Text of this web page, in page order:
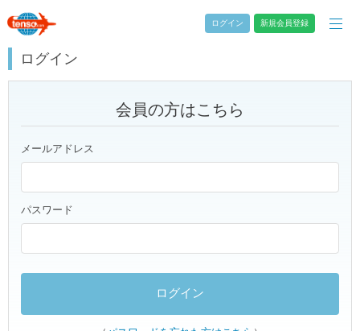
ログイン 新規会員登録
ログイン
会員の方はこちら
メールアドレス
パスワード